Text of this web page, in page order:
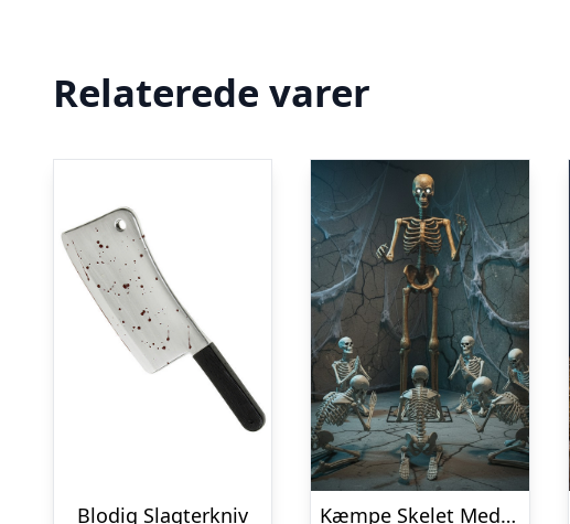
Relaterede varer
Blodig Slagterkniv Kæmpe Skelet Med Lyd 240 cm